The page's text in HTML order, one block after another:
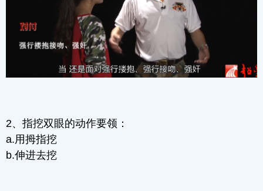
2、指挖双眼的动作要领：
a.用拇指挖
b.伸进去挖